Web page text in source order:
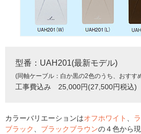
型番：UAH201(最新モデル)
(同軸ケーブル：白か黒の2色のうち、おすす
工事費込み 25,000円(27,500円税込)
カラーバリエーションはオフホワイト
ブラック
ブラックブラウンの４色から